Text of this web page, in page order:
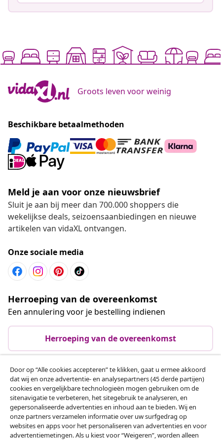
Groots leven voor weinig
Beschikbare betaalmethoden
Meld je aan voor onze nieuwsbrief
Sluit je aan bij meer dan 700.000 shoppers die
wekelijkse deals, seizoensaanbiedingen en nieuwe
artikelen van vidaXL ontvangen.
Onze sociale media
Herroeping van de overeenkomst
Een annulering voor je bestelling indienen
Herroeping van de overeenkomst
Klantenservice
Zakelijk
vidaXL
Door op “Alle cookies accepteren” te klikken, gaat u ermee akkoord
dat wij en onze advertentie- en analysepartners (45 derde partijen)
cookies en vergelijkbare technologieën mogen gebruiken om de
sitenavigatie te verbeteren, het sitegebruik te analyseren, en
gepersonaliseerde advertenties en inhoud aan te bieden. Wij en
onze partners verzamelen informatie over uw surfgedrag op
websites en apps voor het personaliseren van advertenties en voor
advertentiemetingen. Als u kiest voor “Weigeren”, worden alleen